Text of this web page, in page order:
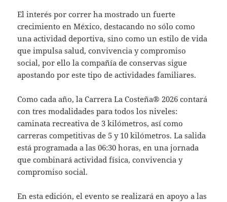
El interés por correr ha mostrado un fuerte
crecimiento en México, destacando no sólo como
una actividad deportiva, sino como un estilo de vida
que impulsa salud, convivencia y compromiso
social, por ello la compañía de conservas sigue
apostando por este tipo de actividades familiares.
Como cada año, la Carrera La Costeña® 2026 contará
con tres modalidades para todos los niveles:
caminata recreativa de 3 kilómetros, así como
carreras competitivas de 5 y 10 kilómetros. La salida
está programada a las 06:30 horas, en una jornada
que combinará actividad física, convivencia y
compromiso social.
En esta edición, el evento se realizará en apoyo a las